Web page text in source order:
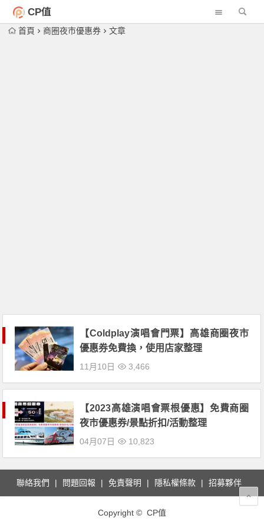
CP值
首頁 商圈夜市優惠券 文章
【Coldplay演唱會門票】高雄商圈夜市
優惠券免費換，使用店家整理
11月10日 3,466
【2023高雄演唱會票根優惠】免費商圈
夜市優惠券/景點折扣/活動整理
04月07日 10,823
聯絡我們 問題回報 免責聲明 隱私權條款 招募夥伴
Copyright © CP值